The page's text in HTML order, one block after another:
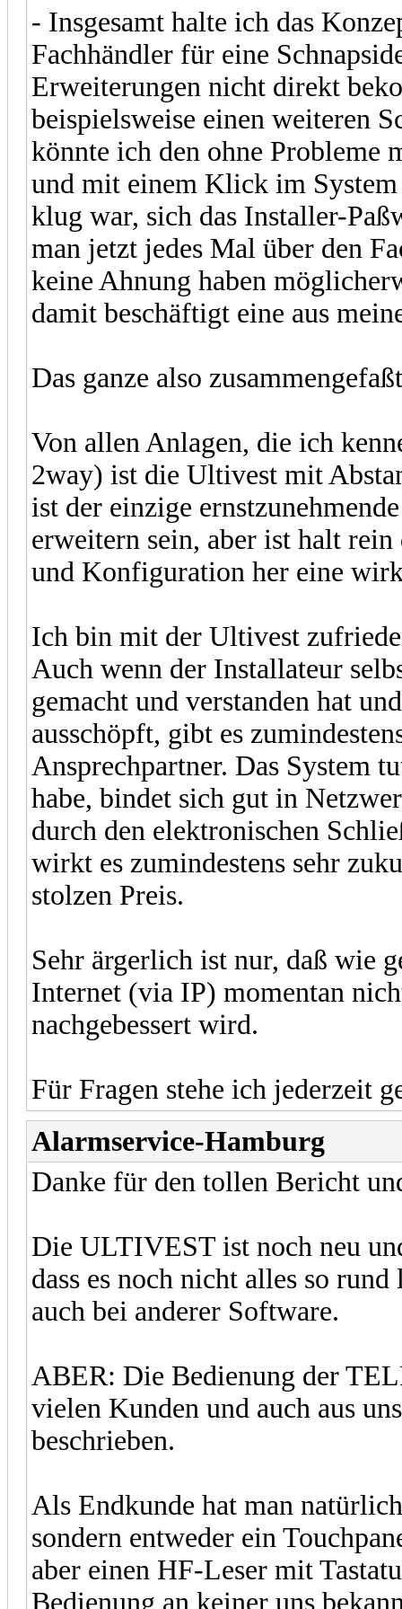
- Insgesamt halte ich das
Fachhändler für eine
Erweiterungen nicht direkt
beispielsweise einen weiteren
könnte ich den ohne Probleme
und mit einem Klick im
klug war, sich das Installer-
man jetzt jedes Mal über den
keine Ahnung haben
damit beschäftigt eine aus
Das ganze also
Von allen Anlagen, die ich
2way) ist die Ultivest mit
ist der einzige
erweitern sein, aber ist halt
und Konfiguration her eine
Ich bin mit der Ultivest
Auch wenn der Installateur
gemacht und verstanden hat
ausschöpft, gibt es
Ansprechpartner. Das System
habe, bindet sich gut in
durch den elektronischen
wirkt es zumindestens sehr
stolzen Preis.
Sehr ärgerlich ist nur, daß wie
Internet (via IP) momentan
nachgebessert wird.
Für Fragen stehe ich jederzeit
Alarmservice-Hamburg
Danke für den tollen Bericht
Die ULTIVEST ist noch neu
dass es noch nicht alles so
auch bei anderer Software.
ABER: Die Bedienung der
vielen Kunden und auch aus
beschrieben.
Als Endkunde hat man
sondern entweder ein
aber einen HF-Leser mit
Bedienung an keiner uns